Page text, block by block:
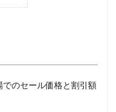
のセール価格と割引額